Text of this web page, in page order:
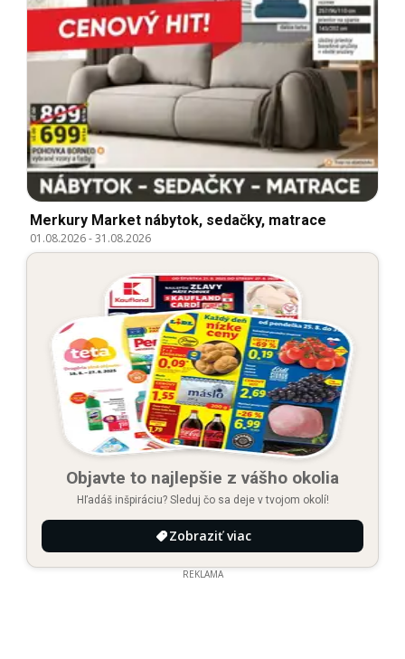
Merkury Market nábytok, sedačky, matrace
01.08.2026-31.08.2026
Objavte to najlepšie z vášho okolia
Hľadáš inšpiráciu? Sleduj čo sa deje v tvojom okolí!
Zobraziť viac
REKLAMA